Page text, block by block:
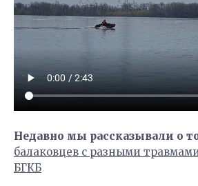
Недавно мы рассказывали о
балаковцев с разными
БГКБ